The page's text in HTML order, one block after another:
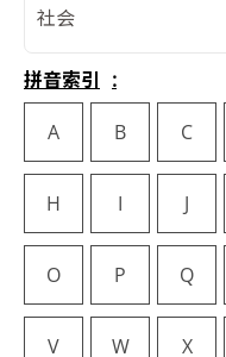
社会
拼音索引
A
B C
H I J
O P Q
V W X